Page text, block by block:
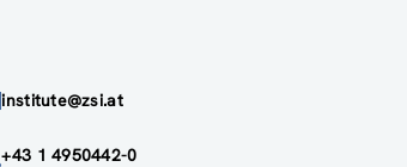
institute@zsi.at
+43 1 4950442-0